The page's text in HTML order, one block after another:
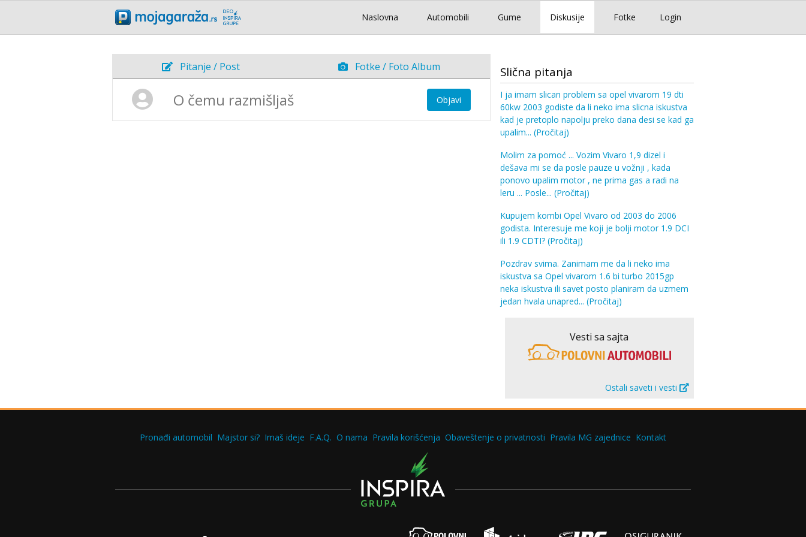
Login
Naslovna Automobili Gume Diskusije Fotke
Pitanje / Post Fotke / Foto Album
Objavi
Slična pitanja
I ja imam slican problem sa opel vivarom 19 dti
60kw 2003 godiste da li neko ima slicna iskustva
kad je pretoplo napolju preko dana desi se kad ga
upalim... (Pročitaj)
Molim za pomoć ... Vozim Vivaro 1,9 dizel i
dešava mi se da posle pauze u vožnji , kada
ponovo upalim motor , ne prima gas a radi na
leru ... Posle... (Pročitaj)
Kupujem kombi Opel Vivaro od 2003 do 2006
godista. Interesuje me koji je bolji motor 1.9 DCI
ili 1.9 CDTI? (Pročitaj)
Pozdrav svima. Zanimam me da li neko ima
iskustva sa Opel vivarom 1.6 bi turbo 2015gp
neka iskustva ili savet posto planiram da uzmem
jedan hvala unapred... (Pročitaj)
Vesti sa sajta
Ostali saveti i vesti
Pronađi automobil Majstor si? Imaš ideje F.A.Q. O nama Pravila korišćenja Obaveštenje o privatnosti Pravila MG zajednice Kontakt